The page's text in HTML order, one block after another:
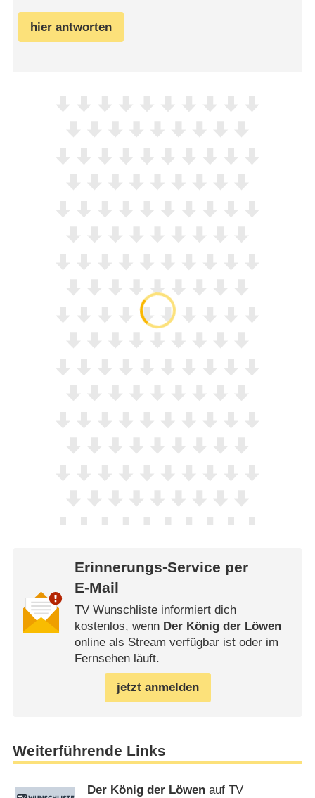
hier antworten
Erinnerungs-Service per
E-Mail
TV Wunschliste informiert dich
kostenlos, wenn Der König der Löwen
online als Stream verfügbar ist oder im
Fernsehen läuft.
jetzt anmelden
Weiterführende Links
Der König der Löwen auf TV